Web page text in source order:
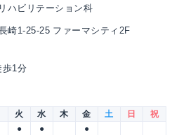
ハビリテーション科
崎1-25-25 ファーマシティ2F
歩1分
火 水 木 金 土 日
祝
● ● ●